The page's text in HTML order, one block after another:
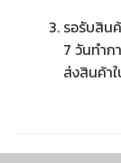
รอรับสิน
7 วันทำก
ส่งสินค้า